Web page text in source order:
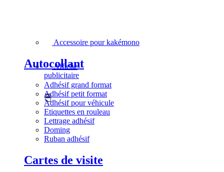
Affiche
publicitaire
Accessoire pour kakémono
Autocollant
Adhésif grand format
Adhésif petit format
Adhésif pour véhicule
Etiquettes en rouleau
Lettrage adhésif
Doming
Ruban adhésif
Cartes de visite